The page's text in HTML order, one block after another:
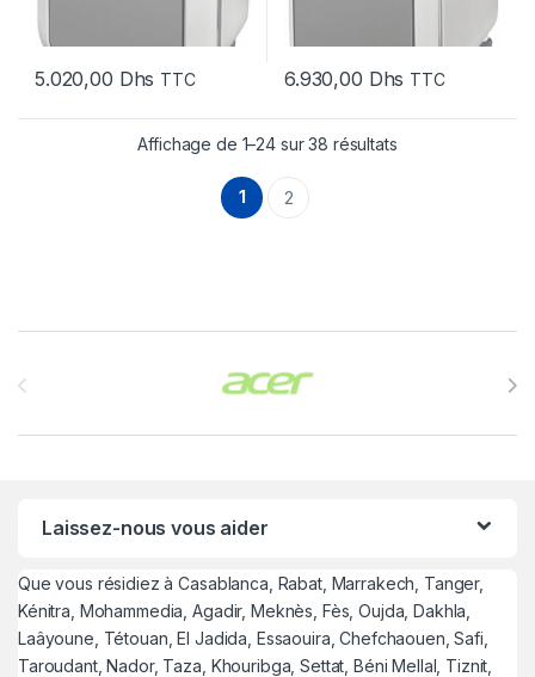
5.020,00 Dhs TTC 6.930,00 Dhs TTC
Affichage de 1–24 sur 38 résultats
1 2
Laissez-nous vous aider
Que vous résidiez à Casablanca, Rabat, Marrakech, Tanger,
Kénitra, Mohammedia, Agadir, Meknès, Fès, Oujda, Dakhla,
Laâyoune, Tétouan, El Jadida, Essaouira, Chefchaouen, Safi,
Taroudant, Nador, Taza, Khouribga, Settat, Béni Mellal, Tiznit,